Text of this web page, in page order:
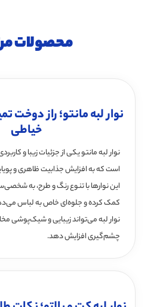
محصولات
نوار لبه مانتو؛ راز دوخت
خیاطی
نوار لبه مانتو یکی از جزئیات زیبا و
است که به افزایش جذابیت ظاهری و
این نوارها با تنوع رنگ و طرح، به
کمک کرده و جلوه‌ای خاص به لباس
نوار لبه می‌تواند زیبایی و شیک‌پوشی
چشم‌گیری افزایش دهد.